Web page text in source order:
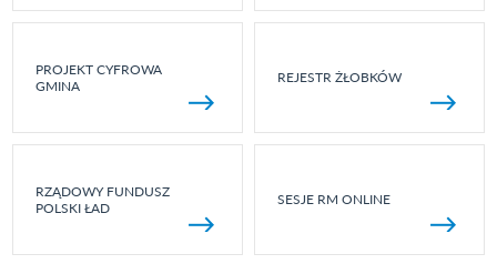
PROJEKT CYFROWA
GMINA
REJESTR ŻŁOBKÓW
RZĄDOWY FUNDUSZ
POLSKI ŁAD
SESJE RM ONLINE